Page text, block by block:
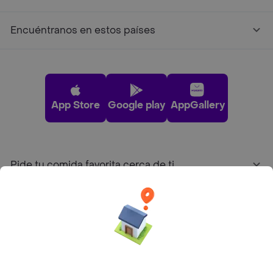
Encuéntranos en estos países
App Store Google play AppGallery
Pide tu comida favorita cerca de ti